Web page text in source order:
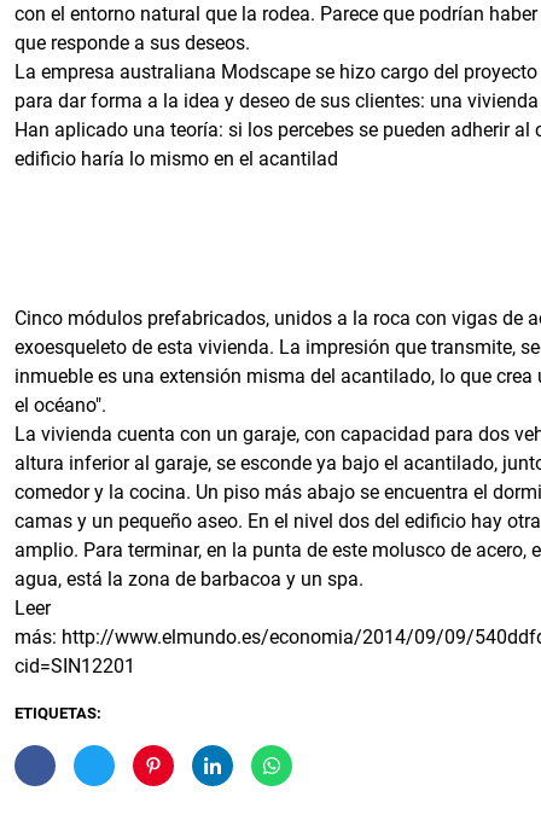
con el entorno natural que la rodea. Parece que podrían
que responde a sus deseos.
La empresa australiana Modscape se hizo cargo del
para dar forma a la idea y deseo de sus clientes: una
Han aplicado una teoría: si los percebes se pueden adherir al
edificio haría lo mismo en el acantilad
Cinco módulos prefabricados, unidos a la roca con vigas de
exoesqueleto de esta vivienda. La impresión que transmite,
inmueble es una extensión misma del acantilado, lo que
el océano".
La vivienda cuenta con un garaje, con capacidad para dos
altura inferior al garaje, se esconde ya bajo el acantilado,
comedor y la cocina. Un piso más abajo se encuentra el
camas y un pequeño aseo. En el nivel dos del edificio hay
amplio. Para terminar, en la punta de este molusco de acero,
agua, está la zona de barbacoa y un spa.
Leer
más: http://www.elmundo.es/economia/2014/09/09/
cid=SIN12201
ETIQUETAS: